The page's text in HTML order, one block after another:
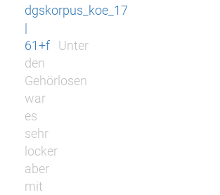
dgskorpus_koe_17
|
61+f
Unter
den
Gehörlosen
war
es
sehr
locker
aber
mit